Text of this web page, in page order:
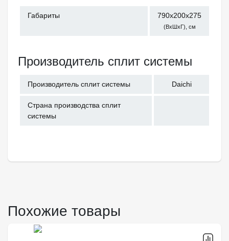
Габариты 790x200x275
(ВхШхГ), см
Производитель сплит системы
Производитель сплит системы Daichi
Страна производства сплит
системы
Похожие товары